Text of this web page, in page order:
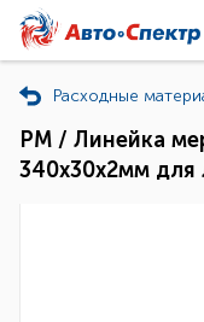
Расходные
РМ / Линейка
340х30х2мм